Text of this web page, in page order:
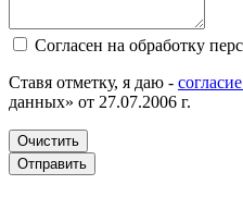
Согласен на обработку
Ставя отметку, я даю -
данных» от 27.07.2006 г.
Очистить
Отправить